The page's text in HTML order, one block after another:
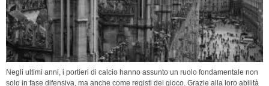
Negli ultimi anni, i portieri di calcio hanno assunto un ruolo fondamentale non
solo in fase difensiva, ma anche come registi del gioco. Grazie alla loro abilità